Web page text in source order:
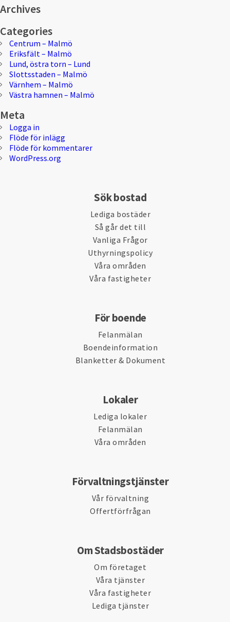
efter:
Archives
Categories
Centrum – Malmö
Eriksfält – Malmö
Lund, östra torn – Lund
Slottsstaden – Malmö
Värnhem – Malmö
Västra hamnen – Malmö
Meta
Logga in
Flöde för inlägg
Flöde för kommentarer
WordPress.org
Sök bostad
Lediga bostäder
Så går det till
Vanliga Frågor
Uthyrningspolicy
Våra områden
Våra fastigheter
För boende
Felanmälan
Boendeinformation
Blanketter & Dokument
Lokaler
Lediga lokaler
Felanmälan
Våra områden
Förvaltningstjänster
Vår förvaltning
Offertförfrågan
Om Stadsbostäder
Om företaget
Våra tjänster
Våra fastigheter
Lediga tjänster